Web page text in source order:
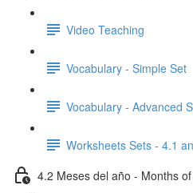
Video Teaching
Vocabulary - Simple Set
Vocabulary - Advanced
Worksheets Sets - 4.1
4.2 Meses del año - Months